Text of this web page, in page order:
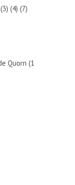
(4) (7)
Quorn (1